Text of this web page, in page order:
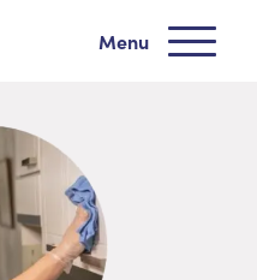
Menu